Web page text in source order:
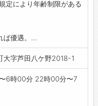
持に関わる業務など
定により年齢制限がある
ば優遇。...
大字芦田八ケ野2018-1
6時00分 22時00分〜7